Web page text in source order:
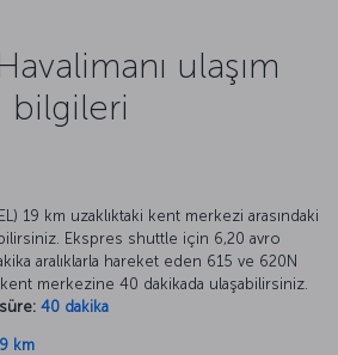
ulaşım
bilgileri
19 km uzaklıktaki kent merkezi arasındaki
Ekspres shuttle için 6,20 avro
aralıklarla hareket eden 615 ve 620N
merkezine 40 dakikada ulaşabilirsiniz.
40 dakika
km